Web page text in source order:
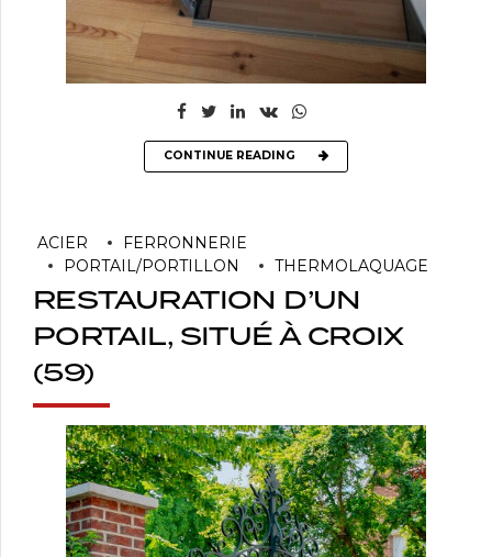
CONTINUE READING
ACIER
FERRONNERIE
PORTAIL/PORTILLON
THERMOLAQUAGE
RESTAURATION D’UN
PORTAIL, SITUÉ À CROIX
(59)